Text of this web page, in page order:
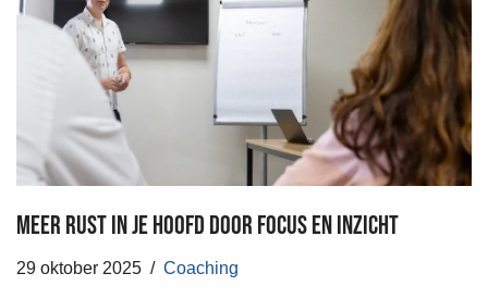
Meer rust in je hoofd door focus en inzicht
29 oktober 2025 Coaching